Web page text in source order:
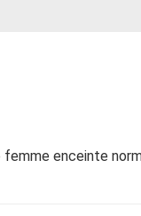
enceinte